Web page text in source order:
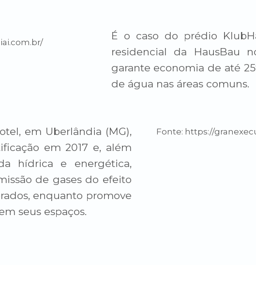
É o caso do prédio
residencial da HausBau
garante economia de até
de água nas áreas comuns.
em Uberlândia (MG),
em 2017 e, além
hídrica e energética,
de gases do efeito
enquanto promove
seus espaços.
Fonte: https://